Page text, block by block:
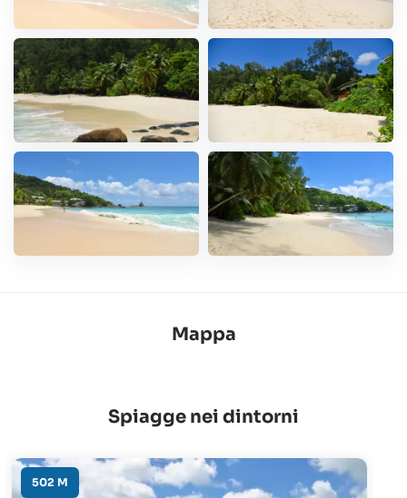
Mappa
Spiagge nei dintorni
502 M